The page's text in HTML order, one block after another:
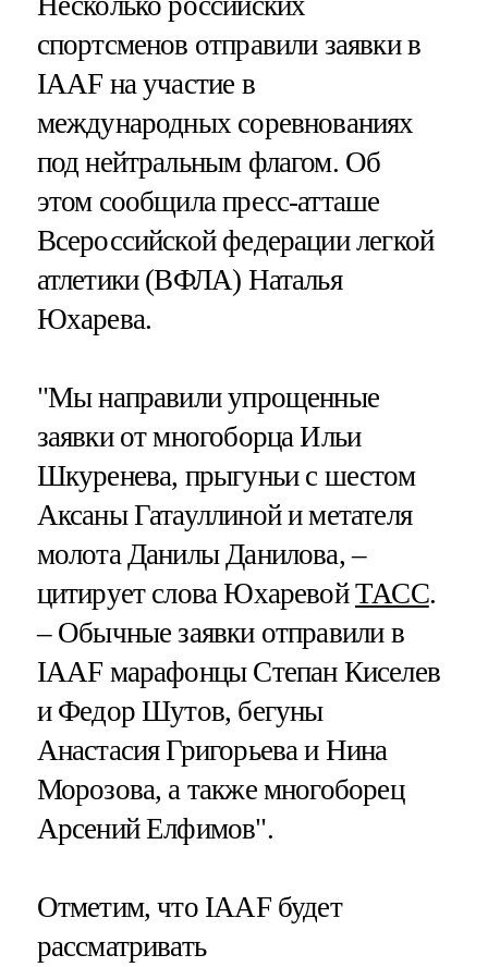
спортсменов отправили заявки в
IAAF на участие в
международных соревнованиях
под нейтральным флагом. Об
этом сообщила пресс-атташе
Всероссийской федерации легкой
атлетики (ВФЛА) Наталья
Юхарева.
"Мы направили упрощенные
заявки от многоборца Ильи
Шкуренева, прыгуньи с шестом
Аксаны Гатауллиной и метателя
молота Данилы Данилова, –
цитирует слова ЮхаревойТАСС.
– Обычные заявки отправили в
IAAF марафонцы Степан Киселев
и Федор Шутов, бегуны
Анастасия Григорьева и Нина
Морозова, а также многоборец
Арсений Елфимов".
Отметим, что IAAF будет
рассматривать